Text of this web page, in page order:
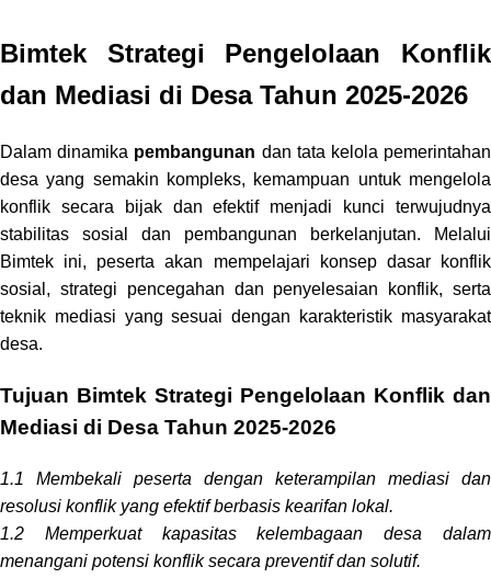
Bimtek Strategi Pengelolaan Konflik
dan Mediasi di Desa Tahun 2025-2026
Dalam dinamika pembangunan dan tata kelola pemerintahan
desa yang semakin kompleks, kemampuan untuk mengelola
konflik secara bijak dan efektif menjadi kunci terwujudnya
stabilitas sosial dan pembangunan berkelanjutan. Melalui
Bimtek ini, peserta akan mempelajari konsep dasar konflik
sosial, strategi pencegahan dan penyelesaian konflik, serta
teknik mediasi yang sesuai dengan karakteristik masyarakat
desa.
Tujuan Bimtek Strategi Pengelolaan Konflik dan
Mediasi di Desa Tahun 2025-2026
1.1 Membekali peserta dengan keterampilan mediasi dan
resolusi konflik yang efektif berbasis kearifan lokal.
1.2 Memperkuat kapasitas kelembagaan desa dalam
menangani potensi konflik secara preventif dan solutif.